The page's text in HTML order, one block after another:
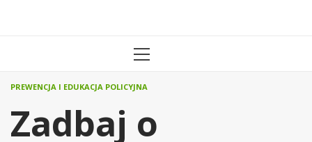
MENU
PREWENCJA I EDUKACJA POLICYJNA
Zadbaj o